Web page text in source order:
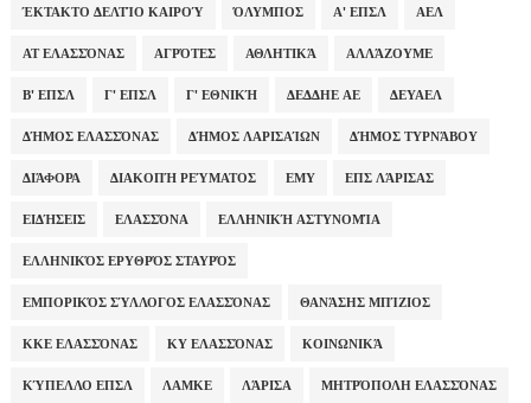
ΈΚΤΑΚΤΟ ΔΕΛΤΊΟ ΚΑΙΡΟΎ ΌΛΥΜΠΟΣ Α' ΕΠΣΛ ΑΕΛ
ΑΤ ΕΛΑΣΣΌΝΑΣ ΑΓΡΌΤΕΣ ΑΘΛΗΤΙΚΆ ΑΛΛΆΖΟΥΜΕ
Β' ΕΠΣΛ Γ' ΕΠΣΛ Γ' ΕΘΝΙΚΉ ΔΕΔΔΗΕ ΑΕ ΔΕΥΑΕΛ
ΔΉΜΟΣ ΕΛΑΣΣΌΝΑΣ ΔΉΜΟΣ ΛΑΡΙΣΑΊΩΝ ΔΉΜΟΣ ΤΥΡΝΆΒΟΥ
ΔΙΆΦΟΡΑ ΔΙΑΚΟΠΉ ΡΕΎΜΑΤΟΣ ΕΜΥ ΕΠΣ ΛΆΡΙΣΑΣ
ΕΙΔΉΣΕΙΣ ΕΛΑΣΣΌΝΑ ΕΛΛΗΝΙΚΉ ΑΣΤΥΝΟΜΊΑ
ΕΛΛΗΝΙΚΌΣ ΕΡΥΘΡΌΣ ΣΤΑΥΡΌΣ
ΕΜΠΟΡΙΚΌΣ ΣΎΛΛΟΓΟΣ ΕΛΑΣΣΌΝΑΣ ΘΑΝΆΣΗΣ ΜΠΊΖΙΟΣ
ΚΚΕ ΕΛΑΣΣΌΝΑΣ ΚΥ ΕΛΑΣΣΌΝΑΣ ΚΟΙΝΩΝΙΚΆ
ΚΎΠΕΛΛΟ ΕΠΣΛ ΛΑΜΚΕ ΛΆΡΙΣΑ ΜΗΤΡΌΠΟΛΗ ΕΛΑΣΣΌΝΑΣ